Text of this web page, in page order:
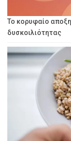
Το κορυφαίο
δυσκοιλιότητας